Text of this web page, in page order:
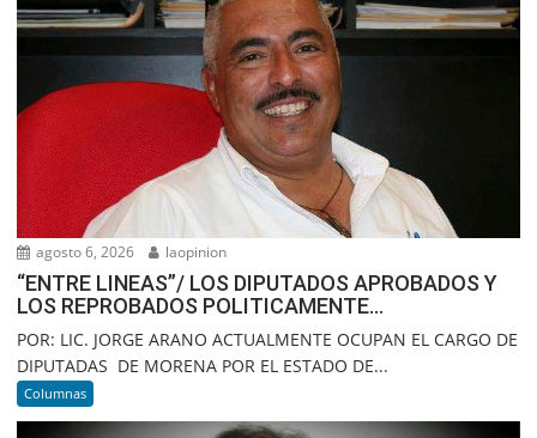
agosto 6, 2026 laopinion
“ENTRE LINEAS”/ LOS DIPUTADOS APROBADOS Y
LOS REPROBADOS POLITICAMENTE…
POR: LIC. JORGE ARANO ACTUALMENTE OCUPAN EL CARGO DE
DIPUTADAS DE MORENA POR EL ESTADO DE...
Columnas